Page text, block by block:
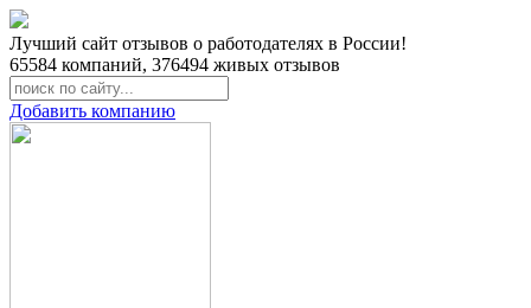
Лучший сайт отзывов о работодателях в России!
65584 компаний, 376494 живых отзывов
Добавить компанию